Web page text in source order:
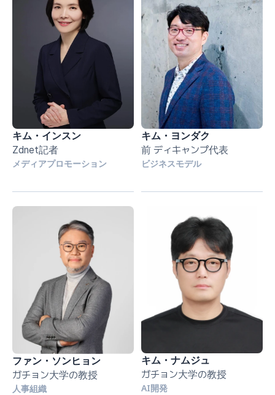
キム・インスン
Zdnet記者
メディアプロモーション
キム・ヨンダク
前 ディキャンプ代表
ビジネスモデル
ファン・ソンヒョン
ガチョン大学の教授
人事組織
キム・ナムジュ
ガチョン大学の教授
AI開発